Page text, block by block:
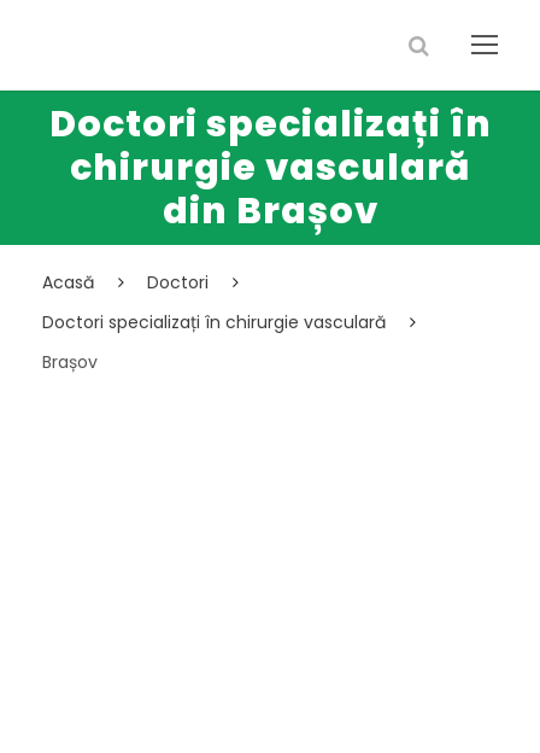
Doctori specializați în
chirurgie vasculară
din Brașov
Acasă
Doctori
Doctori specializați în chirurgie vasculară
Brașov